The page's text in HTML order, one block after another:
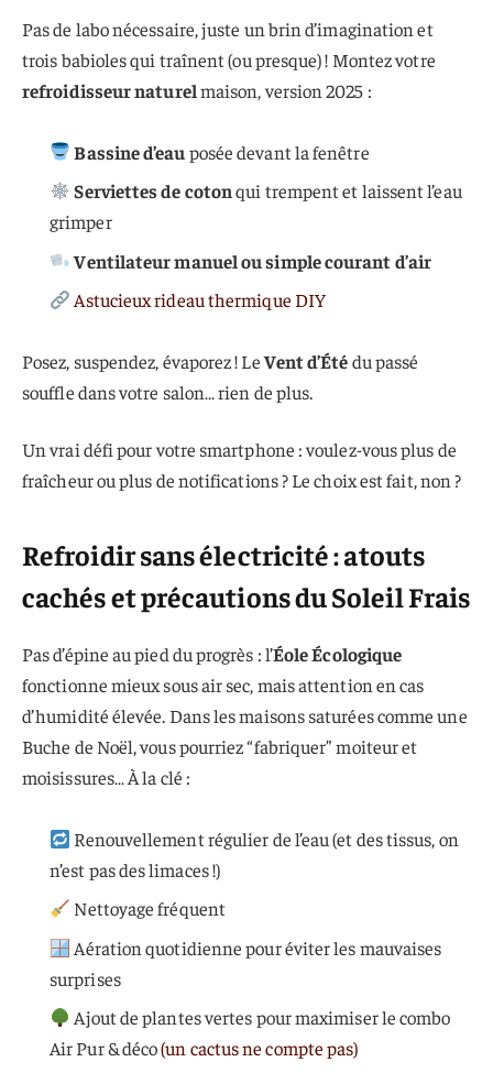
Pas de labo nécessaire, juste un brin d’imagination et
trois babioles qui traînent (ou presque) ! Montez votre
refroidisseur naturelmaison, version 2025 :
Bassine d’eauposée devant la fenêtre
Serviettes de cotonqui trempent et laissent l’eau
grimper
Ventilateur manuel ou simple courant d’air
Astucieux rideau thermique DIY
Posez, suspendez, évaporez ! LeVent d’Étédu passé
souffle dans votre salon… rien de plus.
Un vrai défi pour votre smartphone : voulez-vous plus de
fraîcheur ou plus de notifications ? Le choix est fait, non ?
Refroidir sans électricité : atouts
cachés et précautions du Soleil Frais
Pas d’épine au pied du progrès : l’Éole Écologique
fonctionne mieux sous air sec, mais attention en cas
d’humidité élevée. Dans les maisons saturées comme une
Buche de Noël, vous pourriez “fabriquer” moiteur et
moisissures… À la clé :
Renouvellement régulier de l’eau (et des tissus, on
n’est pas des limaces !)
Nettoyage fréquent
Aération quotidienne pour éviter les mauvaises
surprises
Ajout de plantes vertes pour maximiser le combo
Air Pur & déco(un cactus ne compte pas)